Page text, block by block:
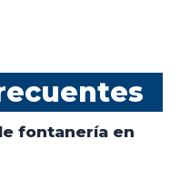
fontanería en